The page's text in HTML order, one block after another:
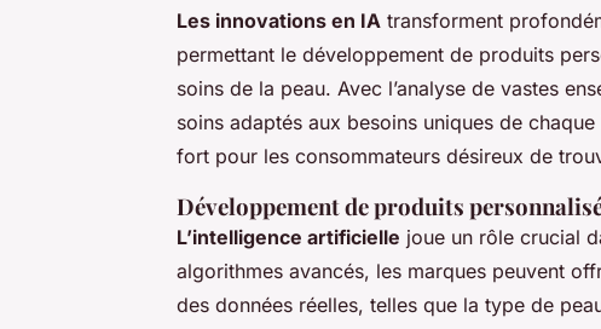
Les innovations en IA transforment
permettant le développement de produits
soins de la peau. Avec l’analyse de vastes
soins adaptés aux besoins uniques de
fort pour les consommateurs désireux de
Développement de produits
L’intelligence artificielle joue un rôle crucial
algorithmes avancés, les marques peuvent
des données réelles, telles que la type de